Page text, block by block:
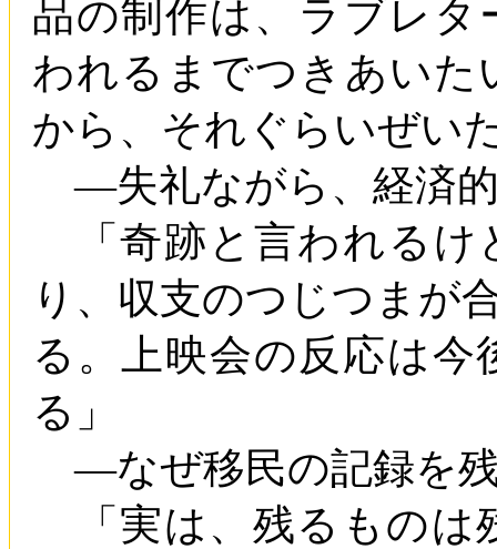
品の制作は、ラブレ
われるまでつきあいた
から、それぐらいぜい
―失礼ながら、経済
「奇跡と言われるけ
り、収支のつじつまが
る。上映会の反応は
る」
―なぜ移民の記録を
「実は、残るものは